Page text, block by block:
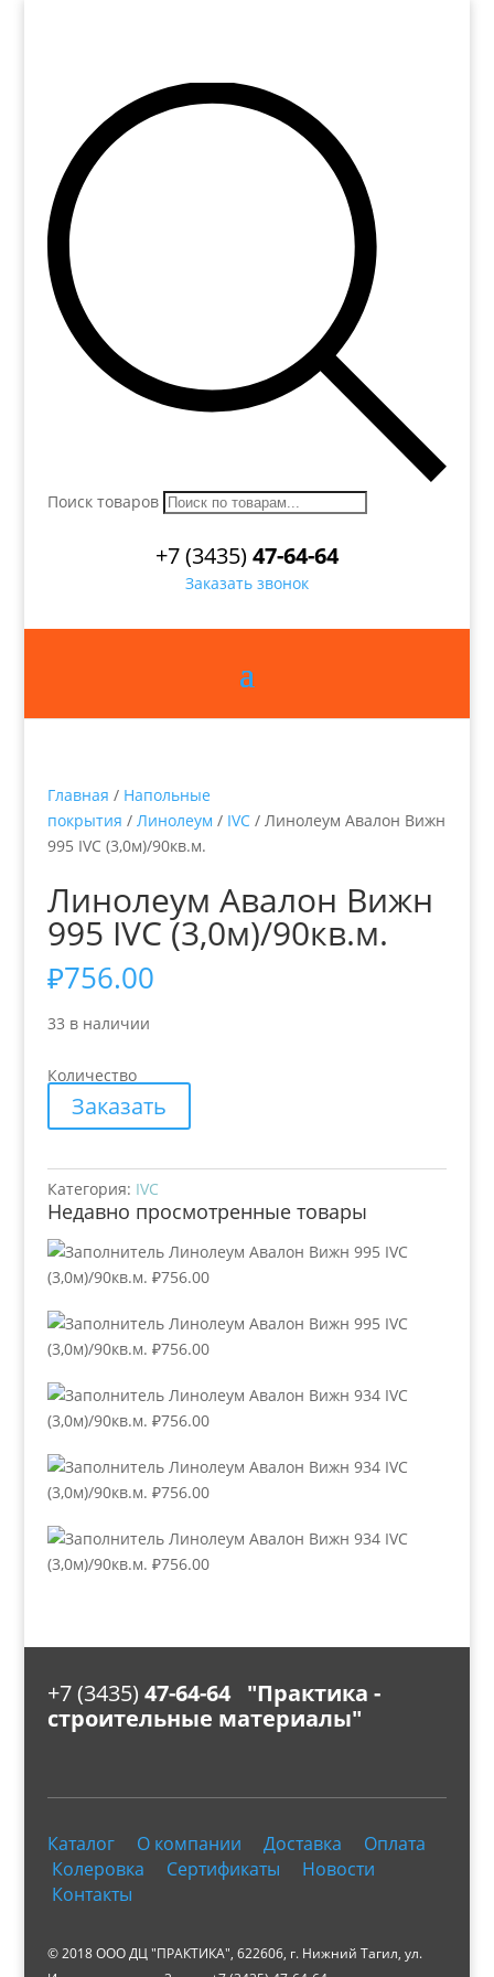
Поиск товаров
+7 (3435)47-64-64
Заказать звонок
Главная / Напольные
покрытия / Линолеум / IVC/ Линолеум Авалон Вижн
995 IVC (3,0м)/90кв.м.
Линолеум Авалон Вижн
995 IVC (3,0м)/90кв.м.
₽756.00
33 в наличии
Количество
Заказать
Категория: IVC
Недавно просмотренные товары
Линолеум Авалон Вижн 995 IVC
(3,0м)/90кв.м. ₽756.00
Линолеум Авалон Вижн 995 IVC
(3,0м)/90кв.м. ₽756.00
Линолеум Авалон Вижн 934 IVC
(3,0м)/90кв.м. ₽756.00
Линолеум Авалон Вижн 934 IVC
(3,0м)/90кв.м. ₽756.00
Линолеум Авалон Вижн 934 IVC
(3,0м)/90кв.м. ₽756.00
+7 (3435) 47-64-64 "Практика -
строительные материалы"
Каталог О компании Доставка
Оплата
Колеровка
Сертификаты
Новости
Контакты
© 2018 ООО ДЦ "ПРАКТИКА", 622606, г. Нижний Тагил, ул.